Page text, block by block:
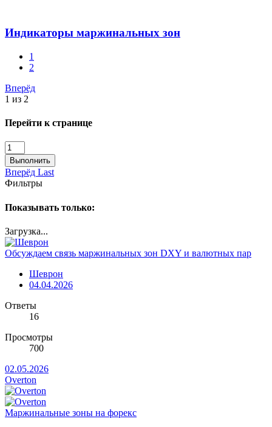
Индикаторы маржинальных зон
1
2
Вперёд
1 из 2
Перейти к странице
Выполнить
Вперёд Last
Фильтры
Показывать только:
Загрузка...
Обсуждаем связь маржинальных зон DXY и валютных пар
Шеврон
04.04.2026
Ответы
16
Просмотры
700
02.05.2026
Overton
Маржинальные зоны на форекс